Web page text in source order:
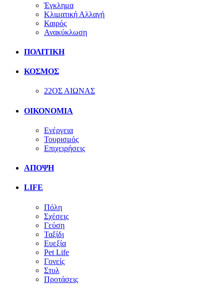
Έγκλημα
Κλιματική Αλλαγή
Καιρός
Ανακύκλωση
ΠΟΛΙΤΙΚΗ
ΚΟΣΜΟΣ
22ΟΣ ΑΙΩΝΑΣ
ΟΙΚΟΝΟΜΙΑ
Ενέργεια
Τουρισμός
Επιχειρήσεις
ΑΠΟΨΗ
LIFE
Πόλη
Σχέσεις
Γεύση
Ταξίδι
Ευεξία
Pet Life
Γονείς
Στυλ
Προτάσεις